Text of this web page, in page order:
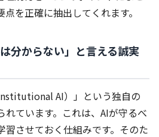
を正確に抽出してくれます。
分からない」と言える誠実
AI）」という独自の
れています。これは、AIが守るべ
習させておく仕組みです。そのた